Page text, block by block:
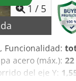
1 / 5
, Funcionalidad:
acero (máx.):
del eje Y: